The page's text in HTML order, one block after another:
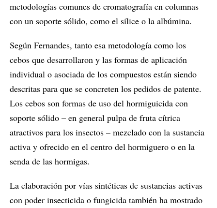
metodologías comunes de cromatografía en columnas
con un soporte sólido, como el sílice o la albúmina.
Según Fernandes, tanto esa metodología como los
cebos que desarrollaron y las formas de aplicación
individual o asociada de los compuestos están siendo
descritas para que se concreten los pedidos de patente.
Los cebos son formas de uso del hormiguicida con
soporte sólido – en general pulpa de fruta cítrica
atractivos para los insectos – mezclado con la sustancia
activa y ofrecido en el centro del hormiguero o en la
senda de las hormigas.
La elaboración por vías sintéticas de sustancias activas
con poder insecticida o fungicida también ha mostrado